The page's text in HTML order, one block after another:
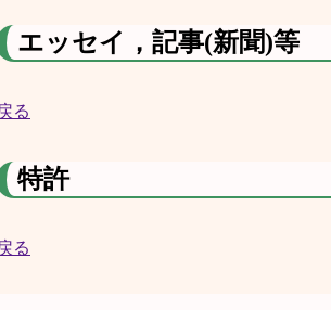
エッセイ，記事(新聞)等
る
特許
る